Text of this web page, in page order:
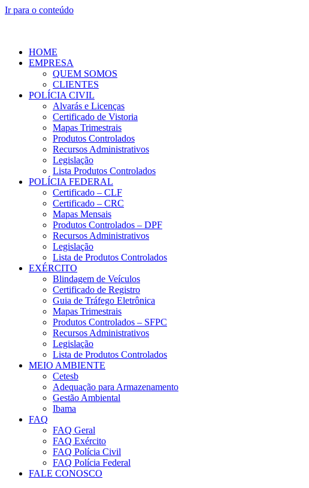
Ir para o conteúdo
HOME
EMPRESA
QUEM SOMOS
CLIENTES
POLÍCIA CIVIL
Alvarás e Licenças
Certificado de Vistoria
Mapas Trimestrais
Produtos Controlados
Recursos Administrativos
Legislação
Lista Produtos Controlados
POLÍCIA FEDERAL
Certificado – CLF
Certificado – CRC
Mapas Mensais
Produtos Controlados – DPF
Recursos Administrativos
Legislação
Lista de Produtos Controlados
EXÉRCITO
Blindagem de Veículos
Certificado de Registro
Guia de Tráfego Eletrônica
Mapas Trimestrais
Produtos Controlados – SFPC
Recursos Administrativos
Legislação
Lista de Produtos Controlados
MEIO AMBIENTE
Cetesb
Adequação para Armazenamento
Gestão Ambiental
Ibama
FAQ
FAQ Geral
FAQ Exército
FAQ Polícia Civil
FAQ Polícia Federal
FALE CONOSCO